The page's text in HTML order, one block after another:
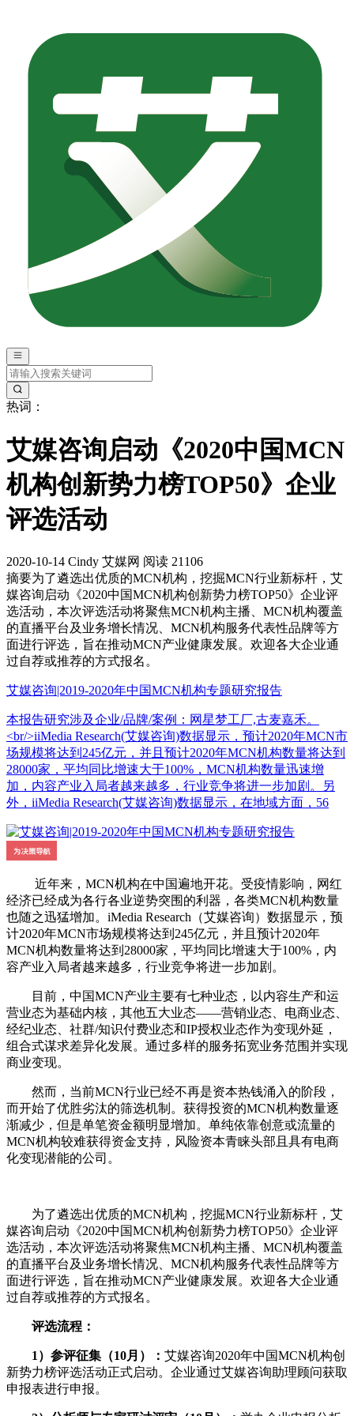
热词：
艾媒咨询启动《2020中国MCN
机构创新势力榜TOP50》企业
评选活动
2020-10-14 Cindy 艾媒网 阅读 21106
摘要为了遴选出优质的MCN机构，挖掘MCN行业新标杆，艾
媒咨询启动《2020中国MCN机构创新势力榜TOP50》企业评
选活动，本次评选活动将聚焦MCN机构主播、MCN机构覆盖
的直播平台及业务增长情况、MCN机构服务代表性品牌等方
面进行评选，旨在推动MCN产业健康发展。欢迎各大企业通
过自荐或推荐的方式报名。
艾媒咨询|2019-2020年中国MCN机构专题研究报告
本报告研究涉及企业/品牌/案例：网星梦工厂,古麦嘉禾。
<br/>iiMedia Research(艾媒咨询)数据显示，预计2020年MCN市
场规模将达到245亿元，并且预计2020年MCN机构数量将达到
28000家，平均同比增速大于100%，MCN机构数量迅速增
加，内容产业入局者越来越多，行业竞争将进一步加剧。另
外，iiMedia Research(艾媒咨询)数据显示，在地域方面，56
近年来，MCN机构在中国遍地开花。受疫情影响，网红
经济已经成为各行各业逆势突围的利器，各类MCN机构数量
也随之迅猛增加。iMedia Research（艾媒咨询）数据显示，预
计2020年MCN市场规模将达到245亿元，并且预计2020年
MCN机构数量将达到28000家，平均同比增速大于100%，内
容产业入局者越来越多，行业竞争将进一步加剧。
目前，中国MCN产业主要有七种业态，以内容生产和运
营业态为基础内核，其他五大业态——营销业态、电商业态、
经纪业态、社群/知识付费业态和IP授权业态作为变现外延，
组合式谋求差异化发展。通过多样的服务拓宽业务范围并实现
商业变现。
然而，当前MCN行业已经不再是资本热钱涌入的阶段，
而开始了优胜劣汰的筛选机制。获得投资的MCN机构数量逐
渐减少，但是单笔资金额明显增加。单纯依靠创意或流量的
MCN机构较难获得资金支持，风险资本青睐头部且具有电商
化变现潜能的公司。
为了遴选出优质的MCN机构，挖掘MCN行业新标杆，艾
媒咨询启动《2020中国MCN机构创新势力榜TOP50》企业评
选活动，本次评选活动将聚焦MCN机构主播、MCN机构覆盖
的直播平台及业务增长情况、MCN机构服务代表性品牌等方
面进行评选，旨在推动MCN产业健康发展。欢迎各大企业通
过自荐或推荐的方式报名。
评选流程：
1）参评征集（10月）： 艾媒咨询2020年中国MCN机构创
新势力榜评选活动正式启动。企业通过艾媒咨询助理顾问获取
申报表进行申报。